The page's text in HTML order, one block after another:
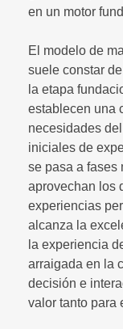
en un motor
El modelo de
suele constar
la etapa
establecen una
necesidades
iniciales de
se pasa a fases
aprovechan los
experiencias
alcanza la
la experiencia
arraigada en la
decisión e
valor tanto para